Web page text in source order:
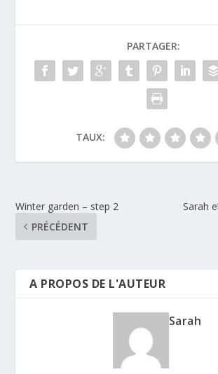
PARTAGER:
TAUX:
Winter garden – step 2
PRÉCÉDENT
Sarah
A PROPOS DE L'AUTEUR
Sarah